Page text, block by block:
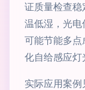
证质量检查稳
温低湿，光
可能节能多
化自给感应灯
实际应用案